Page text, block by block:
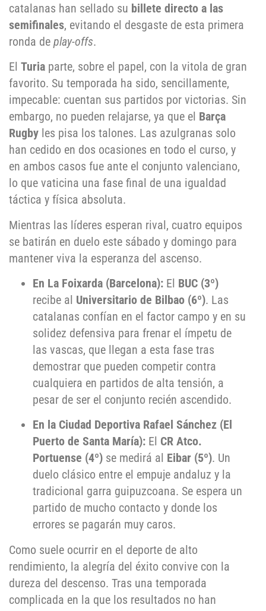
catalanas han sellado su billete directo a las
semifinales, evitando el desgaste de esta primera
ronda de play-offs.
El Turia parte, sobre el papel, con la vitola de gran
favorito. Su temporada ha sido, sencillamente,
impecable: cuentan sus partidos por victorias. Sin
embargo, no pueden relajarse, ya que el Barça
Rugby les pisa los talones. Las azulgranas solo
han cedido en dos ocasiones en todo el curso, y
en ambos casos fue ante el conjunto valenciano,
lo que vaticina una fase final de una igualdad
táctica y física absoluta.
Mientras las líderes esperan rival, cuatro equipos
se batirán en duelo este sábado y domingo para
mantener viva la esperanza del ascenso.
En La Foixarda (Barcelona): El BUC (3º)
recibe al Universitario de Bilbao (6º). Las
catalanas confían en el factor campo y en su
solidez defensiva para frenar el ímpetu de
las vascas, que llegan a esta fase tras
demostrar que pueden competir contra
cualquiera en partidos de alta tensión, a
pesar de ser el conjunto recién ascendido.
En la Ciudad Deportiva Rafael Sánchez (El
Puerto de Santa María): El CR Atco.
Portuense (4º) se medirá al Eibar (5º). Un
duelo clásico entre el empuje andaluz y la
tradicional garra guipuzcoana. Se espera un
partido de mucho contacto y donde los
errores se pagarán muy caros.
Como suele ocurrir en el deporte de alto
rendimiento, la alegría del éxito convive con la
dureza del descenso. Tras una temporada
complicada en la que los resultados no han